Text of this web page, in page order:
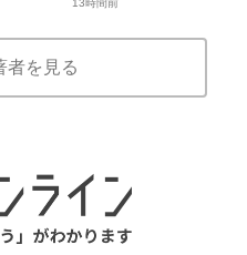
13時間前
者を見る